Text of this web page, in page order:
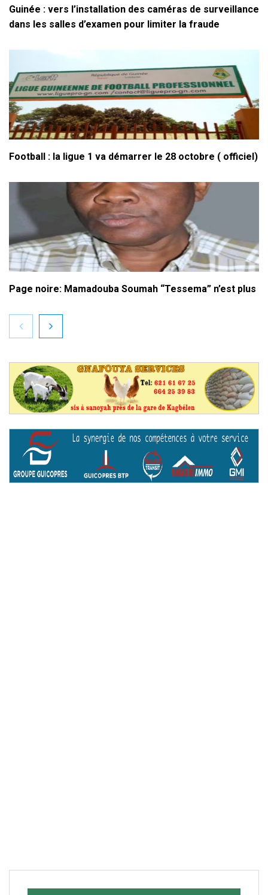
Guinée : vers l’installation des caméras de surveillance
dans les salles d’examen pour limiter la fraude
Football : la ligue 1 va démarrer le 28 octobre ( officiel)
Page noire: Mamadouba Soumah “Tessema” n’est plus